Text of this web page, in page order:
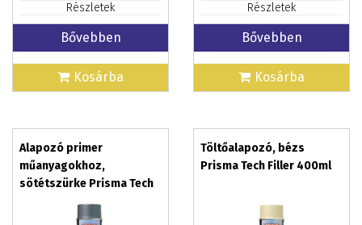
Részletek
Bővebben
Kosárba
Részletek
Bővebben
Kosárba
Alapozó primer
műanyagokhoz,
sötétszürke Prisma Tech
Plastic Primer 400ml
Töltőalapozó, bézs
Prisma Tech Filler 400ml